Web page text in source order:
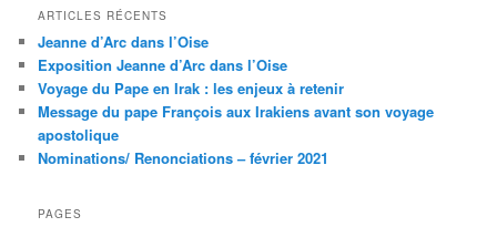
h
r
c
h
e
ARTICLES RÉCENTS
Jeanne d’Arc dans l’Oise
Exposition Jeanne d’Arc dans l’Oise
Voyage du Pape en Irak : les enjeux à retenir
Message du pape François aux Irakiens avant son voyage
apostolique
Nominations/ Renonciations – février 2021
PAGES